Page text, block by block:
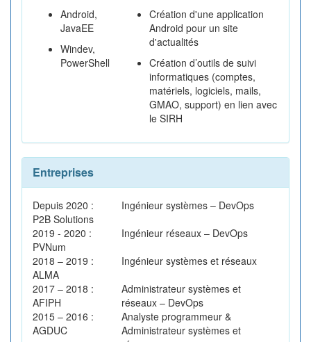
Android,
JavaEE
Windev,
PowerShell
Création d'une application
Android pour un site
d'actualités
Création d’outils de suivi
informatiques (comptes,
matériels, logiciels, mails,
GMAO, support) en lien avec
le SIRH
Entreprises
Depuis 2020 :
P2B Solutions
Ingénieur systèmes – DevOps
2019 - 2020 :
PVNum
Ingénieur réseaux – DevOps
2018 – 2019 :
ALMA
Ingénieur systèmes et réseaux
2017 – 2018 :
AFIPH
Administrateur systèmes et
réseaux – DevOps
2015 – 2016 :
AGDUC
Analyste programmeur &
Administrateur systèmes et